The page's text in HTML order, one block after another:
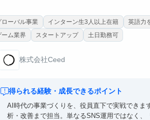
ローバル事業 インターン生3人以上在籍 英語力
ーム業界
スタートアップ 土日勤務可
株式会社Ceed
得られる経験・成長できるポイント
AI時代の事業づくりを、役員直下で実戦でき
析・改善まで担当。単なるSNS運用ではなく